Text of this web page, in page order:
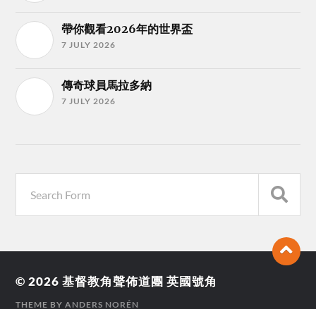
帶你觀看2026年的世界盃
7 JULY 2026
傳奇球員馬拉多納
7 JULY 2026
© 2026基督教角聲佈道團 英國號角
THEME BYANDERS NORÉN